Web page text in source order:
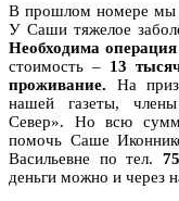
В прошлом номере мы
У Саши тяжелое
Необходима операция
стоимость – 13
проживание. На
нашей газеты,
Север». Но всю
помочь Саше
Васильевне по тел.
деньги можно и через